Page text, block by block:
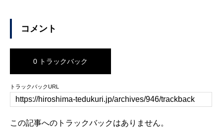
コメント
0 トラックバック
トラックバックURL
この記事へのトラックバックはありません。